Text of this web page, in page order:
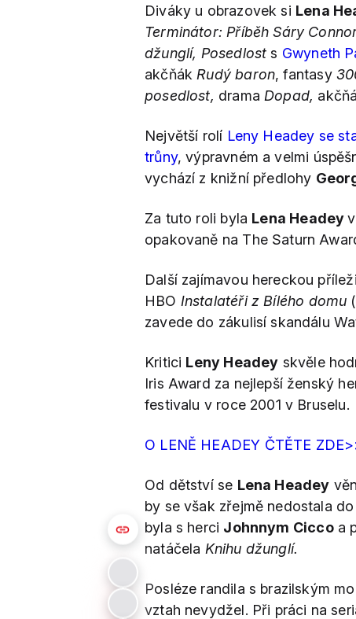
Diváky u obrazovek si Lena
Terminátor: Příběh Sáry
džunglí, Posedlost s Gwyneth
akčňák Rudý baron, fantasy
posedlost, drama Dopad,
Největší rolí Leny Headey se
trůny, výpravném a velmi
vychází z knižní předlohy
Za tuto roli byla Lena Headey
opakovaně na The Saturn
Další zajímavou hereckou
HBO Instalatéři z Bílého domu (
zavede do zákulisí skandálu
Kritici Leny Headey skvěle
Iris Award za nejlepší ženský
festivalu v roce 2001 v Bruselu.
O LENĚ HEADEY ČTĚTE
Od dětství se Lena Headey
by se však zřejmě nedostala
byla s herci Johnnym Ciccoa
natáčela Knihu džunglí.
Posléze randila s brazilským
vztah nevydžel. Při práci na